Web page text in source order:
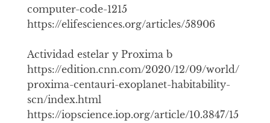
computer-code-1215
https://elifesciences.org/articles/58906
Actividad estelar y Proxima b
https://edition.cnn.com/2020/12/09/world/
proxima-centauri-exoplanet-habitability-
scn/index.html
https://iopscience.iop.org/article/10.3847/15